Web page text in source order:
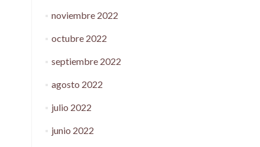
noviembre 2022
octubre 2022
septiembre 2022
agosto 2022
julio 2022
junio 2022